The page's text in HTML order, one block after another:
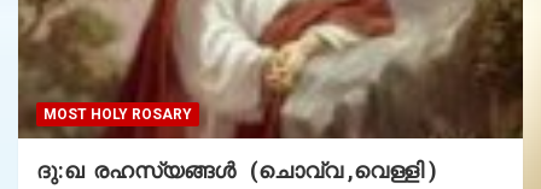
MOST HOLY ROSARY
ദു:ഖ രഹസ്യങ്ങൾ (ചൊവ്വ ,വെള്ളി )